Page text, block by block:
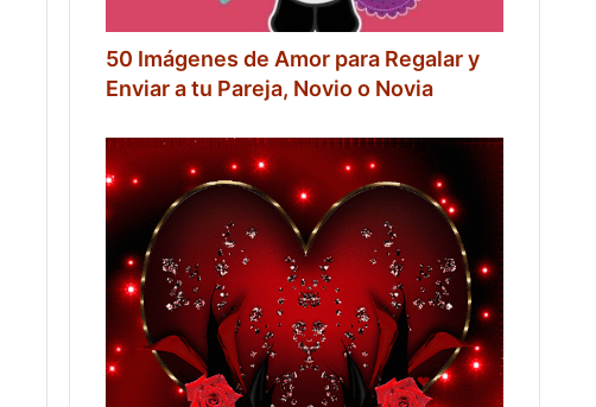
50 Imágenes de Amor para Regalar y
Enviar a tu Pareja, Novio o Novia